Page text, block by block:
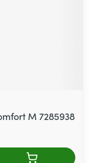
M 7285938